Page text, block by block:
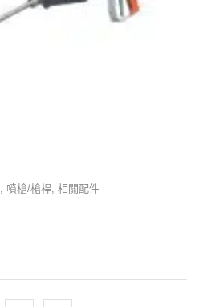
, 噴槍/槍桿, 相關配件